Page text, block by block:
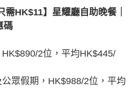
需HK$11】星耀廳自助晚餐｜
碼
HK$890/2位，平均HK$445/
公眾假期，HK$988/2位，平均